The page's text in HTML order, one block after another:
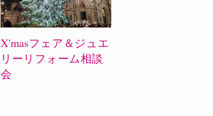
X'masフェア＆ジュエ
リーリフォーム相談
会